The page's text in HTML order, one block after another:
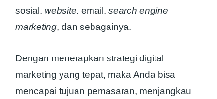
sosial, website, email, search engine
marketing, dan sebagainya.
Dengan menerapkan strategi digital
marketing yang tepat, maka Anda bisa
mencapai tujuan pemasaran, menjangkau